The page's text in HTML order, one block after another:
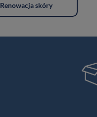
Renowacja skóry